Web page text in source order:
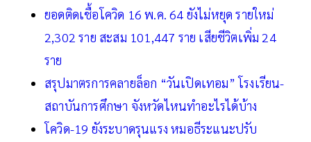
ยอดติดเชื้อโควิด 16 พ.ค. 64 ยังไม่หยุด รายใหม่
2,302 ราย สะสม 101,447 ราย เสียชีวิตเพิ่ม 24
ราย
สรุปมาตรการคลายล็อก “วันเปิดเทอม” โรงเรียน-
สถาบันการศึกษา จังหวัดไหนทำอะไรได้บ้าง
โควิด-19 ยังระบาดรุนแรง หมอธีระแนะปรับ